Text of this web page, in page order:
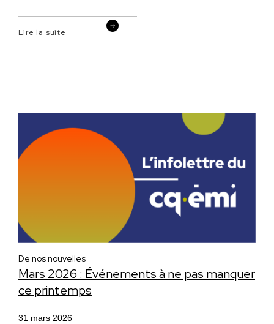
Lire la suite
Mars 2026 : Événements à ne pas manquer
ce printemps
31 mars 2026
De nos nouvelles